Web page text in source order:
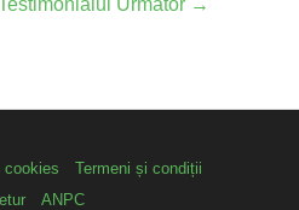
cookies
Termeni și condiții
ANPC